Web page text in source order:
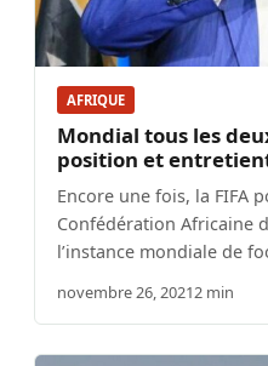
AFRIQUE
Mondial tous les
position et
Encore une fois, la FIFA
Confédération Africaine
l’instance mondiale de
novembre 26, 20212 min